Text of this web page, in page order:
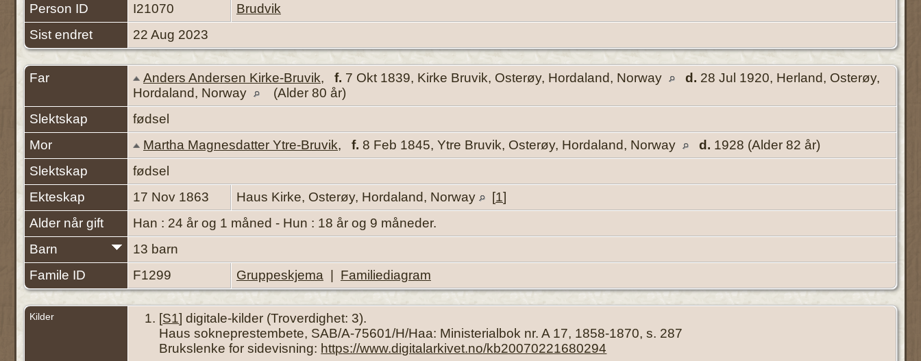
Person ID
I21070
Brudvik
Sist endret
22 Aug 2023
Far Anders Andersen Kirke-Bruvik, f. 7 Okt 1839, Kirke Bruvik, Osterøy, Hordaland, Norway d. 28 Jul 1920, Herland, Osterøy,
Hordaland, Norway
(Alder 80 år)
Slektskap
fødsel
Mor
Martha Magnesdatter Ytre-Bruvik, f. 8 Feb 1845, Ytre Bruvik, Osterøy, Hordaland, Norway d. 1928 (Alder 82 år)
Slektskap
fødsel
Ekteskap
17 Nov 1863 Haus Kirke, Osterøy, Hordaland, Norway [1]
Alder når gift
Han : 24 år og 1 måned - Hun : 18 år og 9 måneder.
Barn
13 barn
Famile ID
F1299 Gruppeskjema | Familiediagram
Kilder [S1] digitale-kilder (Troverdighet: 3).
Haus sokneprestembete, SAB/A-75601/H/Haa: Ministerialbok nr. A 17, 1858-1870, s. 287
Brukslenke for sidevisning: https://www.digitalarkivet.no/kb20070221680294